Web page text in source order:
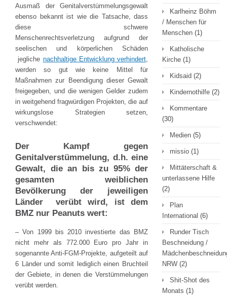
Ausmaß der Genitalverstümmelungsgewalt
ebenso bekannt ist wie die Tatsache, dass
diese schwere
Menschenrechtsverletzung aufgrund der
seelischen und körperlichen Schäden
jegliche nachhaltige Entwicklung verhindert
werden so gut wie keine Mittel für
Maßnahmen zur Beendigung dieser Gewalt
freigegeben, und die wenigen Gelder zudem
in weitgehend fragwürdigen Projekten, die auf
wirkungslose Strategien setzen,
verschwendet:
Der Kampf gegen
Genitalverstümmelung, d.h. eine
Gewalt, die an bis zu 95% der
gesamten weiblichen
Bevölkerung der jeweiligen
Länder verübt wird, ist dem
BMZ nur Peanuts wert:
– Von 1999 bis 2010 investierte das BMZ
nicht mehr als 772.000 Euro pro Jahr in
sogenannte Anti-FGM-Projekte, aufgeteilt auf
6 Länder und somit lediglich einen Bruchteil
der Gebiete, in denen die Verstümmelungen
verübt werden.
Karlheinz Böhm
/ Menschen für
Menschen (1)
Katholische
Kirche (1)
Kidsaid (2)
Kindernothilfe (2)
Kommentare
(30)
Medien (5)
missio (1)
Mittäterschaft &
unterlassene Hilfe
(2)
Plan
International (6)
Runder Tisch
Beschneidung /
NRW (2)
Shit-Shot des
Monats (1)